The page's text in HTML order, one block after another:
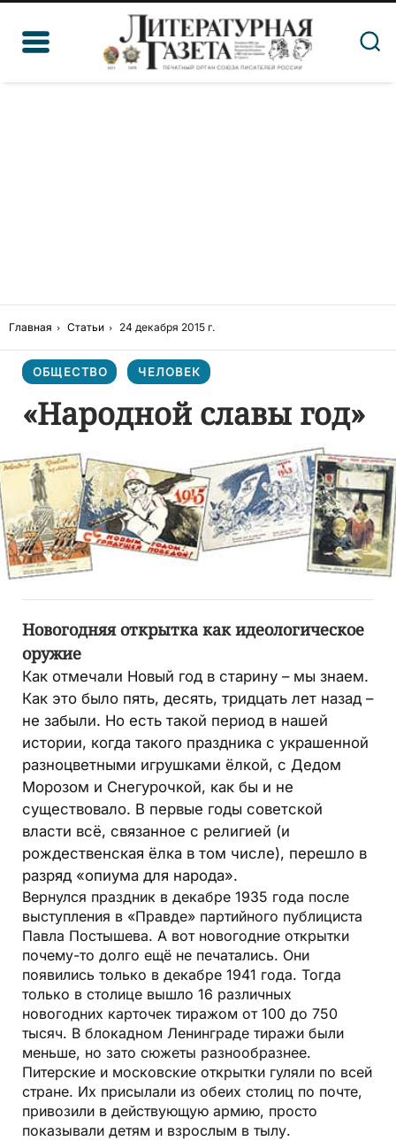
Главная Статьи 24 декабря 2015 г.
ОБЩЕСТВО ЧЕЛОВЕК
«Народной славы год»
Новогодняя открытка как идеологическое
оружие
Как отмечали Новый год в старину – мы знаем.
Как это было пять, десять, тридцать лет назад –
не забыли. Но есть такой период в нашей
истории, когда такого праздника с украшенной
разноцветными игрушками ёлкой, с Дедом
Морозом и Снегурочкой, как бы и не
существовало. В первые годы советской
власти всё, связанное с религией (и
рождественская ёлка в том числе), перешло в
разряд «опиума для народа».
Вернулся праздник в декабре 1935 года после
выступления в «Правде» партийного публициста
Павла Постышева. А вот новогодние открытки
почему-то долго ещё не печатались. Они
появились только в декабре 1941 года. Тогда
только в столице вышло 16 различных
новогодних карточек тиражом от 100 до 750
тысяч. В блокадном Ленинграде тиражи были
меньше, но зато сюжеты разнообразнее.
Питерские и московские открытки гуляли по всей
стране. Их присылали из обеих столиц по почте,
привозили в действующую армию, просто
показывали детям и взрослым в тылу.